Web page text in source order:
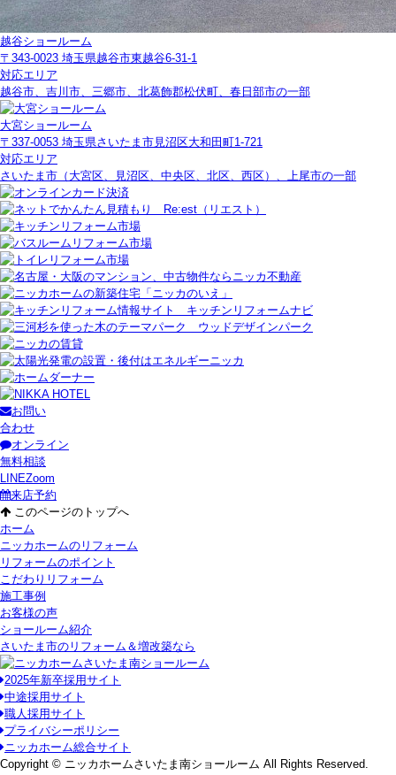
越谷ショールーム
〒343-0023 埼玉県越谷市東越谷6-31-1
対応エリア
越谷市、吉川市、三郷市、北葛飾郡松伏町、春日部市の一部
大宮ショールーム
〒337-0053 埼玉県さいたま市見沼区大和田町1-721
対応エリア
さいたま市（大宮区、見沼区、中央区、北区、西区）、上尾市の一部
お問い
合わせ
オンライン
無料相談
LINEZoom
来店予約
このページのトップへ
ホーム
ニッカホームのリフォーム
リフォームのポイント
こだわりリフォーム
施工事例
お客様の声
ショールーム紹介
さいたま市のリフォーム＆増改築なら
2025年新卒採用サイト
中途採用サイト
職人採用サイト
プライバシーポリシー
ニッカホーム総合サイト
Copyright © ニッカホームさいたま南ショールーム All Rights Reserved.